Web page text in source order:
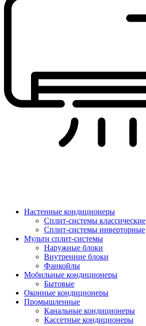
Настенные кондиционеры
Сплит-системы классические
Сплит-системы инверторные
Мульти сплит-системы
Наружные блоки
Внутренние блоки
Фанкойлы
Мобильные кондиционеры
Бытовые
Оконные кондиционеры
Промышленные
Канальные кондиционеры
Кассетные кондиционеры